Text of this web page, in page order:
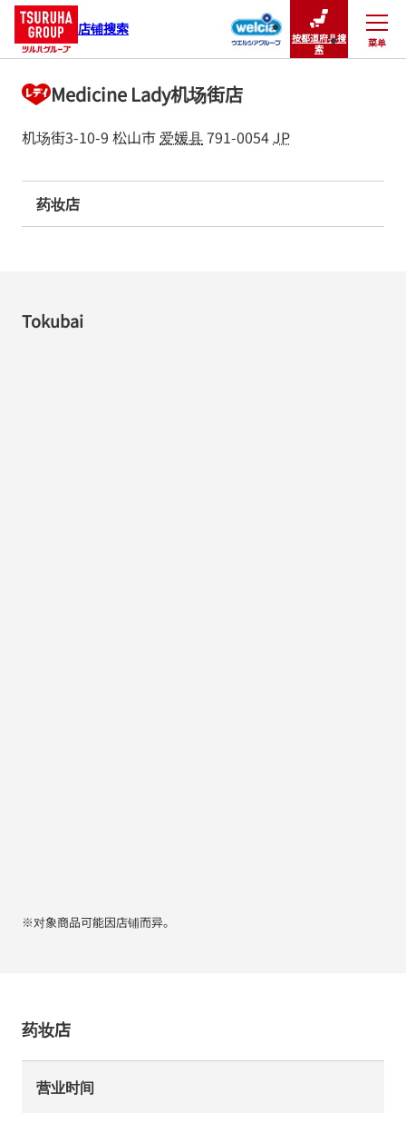
店铺搜索
按都道府县搜
索
菜单
关闭
Medicine Lady机场街店
机场街3-10-9 松山市爱媛县791-0054JP
药妆店
Tokubai
※对象商品可能因店铺而异。
药妆店
营业时间